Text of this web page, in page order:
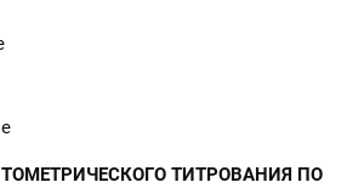
ТИТРОВАНИЯ ПО